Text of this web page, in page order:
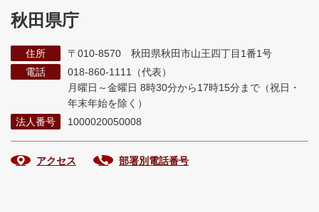
秋田県庁
住所
〒010-8570 秋田県秋田市山王四丁目1番1号
電話
018-860-1111（代表）
月曜日～金曜日 8時30分から17時15分まで （祝日・
年末年始を除く）
法人番号
1000020050008
アクセス 部署別電話番号